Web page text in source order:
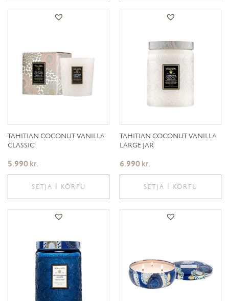
TAHITIAN COCONUT VANILLA
CLASSIC
5.990 kr.
SETJA Í KÖRFU
TAHITIAN COCONUT VANILLA
LARGE JAR
6.990 kr.
SETJA Í KÖRFU